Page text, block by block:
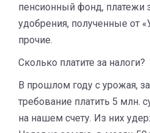
пенсионный фонд, платежи
удобрения, полученные от
прочие.
Сколько платите за налоги?
В прошлом году с урожая,
требование платить 5 млн.
на нашем счету. Из них